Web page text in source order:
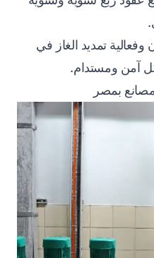
تمديد الغاز في
آمن ومستدام.
بمصر